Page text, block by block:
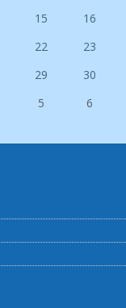
15
16
22
23
29
30
5 6